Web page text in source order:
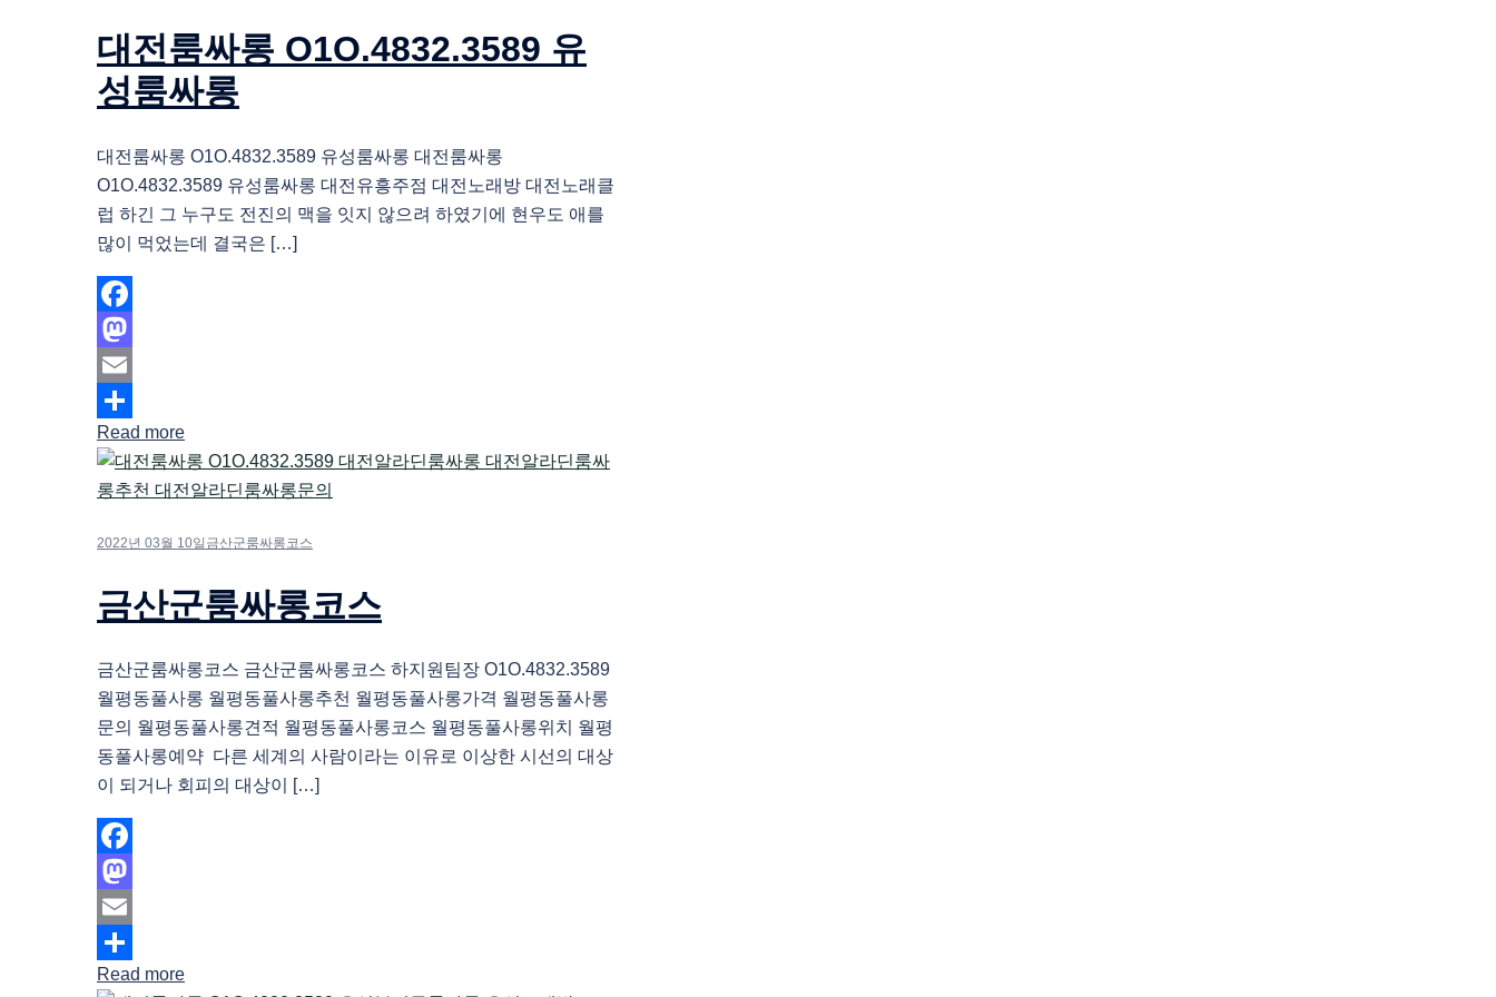
대전룸싸롱 O1O.4832.3589 유
성룸싸롱
대전룸싸롱 O1O.4832.3589 유성룸싸롱 대전룸싸롱
O1O.4832.3589 유성룸싸롱 대전유흥주점 대전노래방 대전노래클
럽 하긴 그 누구도 전진의 맥을 잇지 않으려 하였기에 현우도 애를
많이 먹었는데 결국은 […]
Facebook
Mastodon
Email
Share
Read more
2022년 03월 10일 금산군룸싸롱코스
금산군룸싸롱코스
금산군룸싸롱코스 금산군룸싸롱코스 하지원팀장 O1O.4832.3589
월평동풀사롱 월평동풀사롱추천 월평동풀사롱가격 월평동풀사롱
문의 월평동풀사롱견적 월평동풀사롱코스 월평동풀사롱위치 월평
동풀사롱예약 다른 세계의 사람이라는 이유로 이상한 시선의 대상
이 되거나 회피의 대상이 […]
Facebook
Mastodon
Email
Share
Read more